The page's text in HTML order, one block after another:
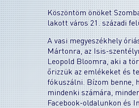
Köszöntöm önöket
lakott város 21. századi
A vasi megyeszékhely
Mártonra, az Isis-
Leopold Bloomra, aki a
őrizzük az emlékeket és
fókuszálni. Bízom benne,
mindenki számára,
Facebook-oldalunkon és